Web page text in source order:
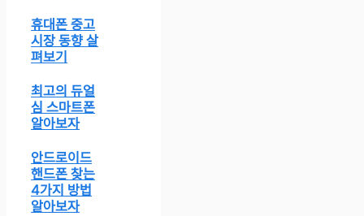
휴대폰 중고
시장 동향 살
펴보기
최고의 듀얼
심 스마트폰
알아보자
안드로이드
핸드폰 찾는
4가지 방법
알아보자